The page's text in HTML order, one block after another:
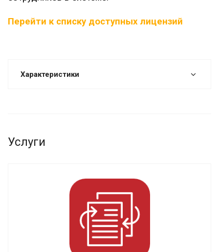
Перейти к списку доступных лицензий
Характеристики
Услуги